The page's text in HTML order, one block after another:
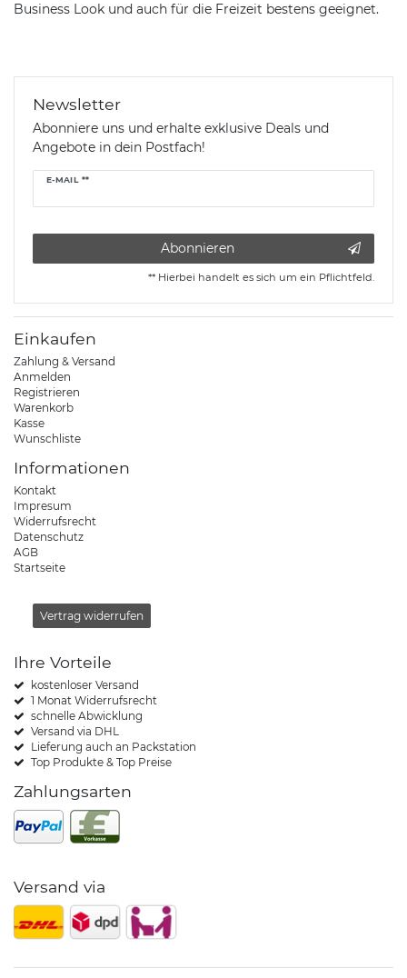
Business Look und auch für die Freizeit bestens geeignet.
Newsletter
Abonniere uns und erhalte exklusive Deals und
Angebote in dein Postfach!
E-MAIL **
Newsletter
Abonnieren
** Hierbei handelt es sich um ein Pflichtfeld.
Einkaufen
Zahlung & Versand
Anmelden
Registrieren
Warenkorb
Kasse
Wunschliste
Informationen
Kontakt
Impresum
Widerrufsrecht
Datenschutz
AGB
Startseite
Vertrag widerrufen
Ihre Vorteile
kostenloser Versand
1 Monat Widerrufsrecht
schnelle Abwicklung
Versand via DHL
Lieferung auch an Packstation
Top Produkte & Top Preise
Zahlungsarten
Versand via